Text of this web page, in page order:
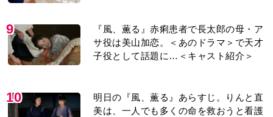
9
『風、薫る』赤痢患者で長太郎の母・ア
サ役は美山加恋。＜あのドラマ＞で天才
子役として話題に…＜キャスト紹介＞
10
明日の『風、薫る』あらすじ。りんと直
美は、一人でも多くの命を救おうと看護